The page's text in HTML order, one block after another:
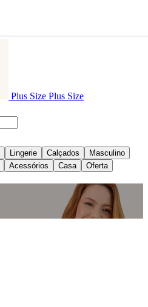
Plus Size Plus Size
Lingerie Calçados
Masculino
Acessórios Casa Oferta